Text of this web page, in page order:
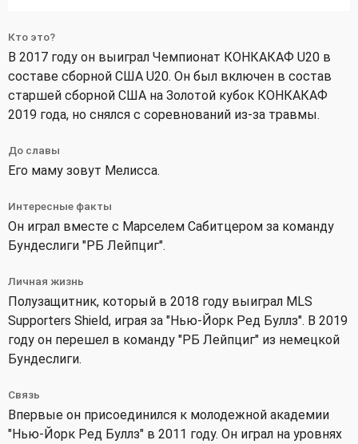
Кто это?
В 2017 году он выиграл Чемпионат КОНКАКАФ U20 в
составе сборной США U20. Он был включен в состав
старшей сборной США на Золотой кубок КОНКАКАФ
2019 года, но снялся с соревнований из-за травмы.
До славы
Его маму зовут Мелисса.
Интересные факты
Он играл вместе с Марселем Сабитцером за команду
Бундеслиги "РБ Лейпциг".
Личная жизнь
Полузащитник, который в 2018 году выиграл MLS
Supporters Shield, играя за "Нью-Йорк Ред Буллз". В 2019
году он перешел в команду "РБ Лейпциг" из немецкой
Бундеслиги.
Связь
Впервые он присоединился к молодежной академии
"Нью-Йорк Ред Буллз" в 2011 году. Он играл на уровнях